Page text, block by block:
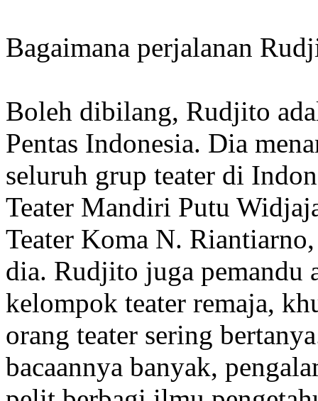
Bagaimana perjalanan
Boleh dibilang, Rudjito
Pentas Indonesia. Dia
seluruh grup teater di
Teater Mandiri Putu
Teater Koma N.
dia. Rudjito juga pemandu
kelompok teater remaja,
orang teater sering
bacaannya banyak,